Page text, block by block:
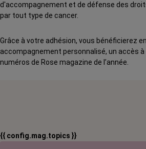
d'accompagnement et de défense des
par tout type de cancer.
Grâce à votre adhésion, vous bénéficierez
accompagnement personnalisé, un accès
numéros de Rose magazine de l’année.
{{ config.mag.topics }}